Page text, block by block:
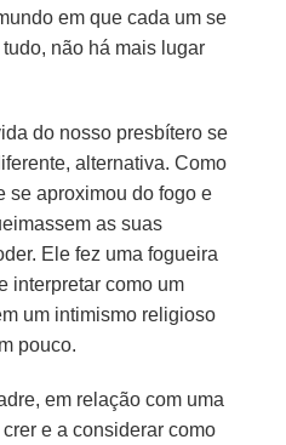
em que cada um se
não há mais lugar
do nosso presbítero se
alternativa. Como
se aproximou do fogo e
as suas
Ele fez uma fogueira
interpretar como um
um intimismo religioso
pouco.
em relação com uma
e a considerar como